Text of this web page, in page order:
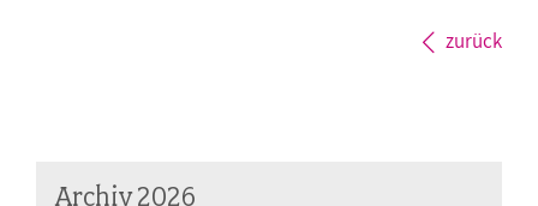
zurück
Archiv 2026